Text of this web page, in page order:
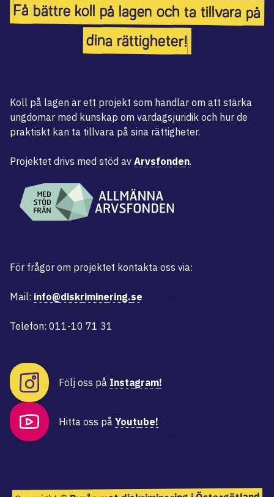
Få bättre koll på lagen och ta tillvara på
dina rättigheter!
Koll på lagen är ett projekt som handlar om att stärka
ungdomar med kunskap om vardagsjuridik och hur de
praktiskt kan ta tillvara på sina rättigheter.
Projektet drivs med stöd av Arvsfonden.
För frågor om projektet kontakta oss via:
Mail: info@diskriminering.se
Telefon: 011-10 71 31
Följ oss på Instagram!
Hitta oss på Youtube!